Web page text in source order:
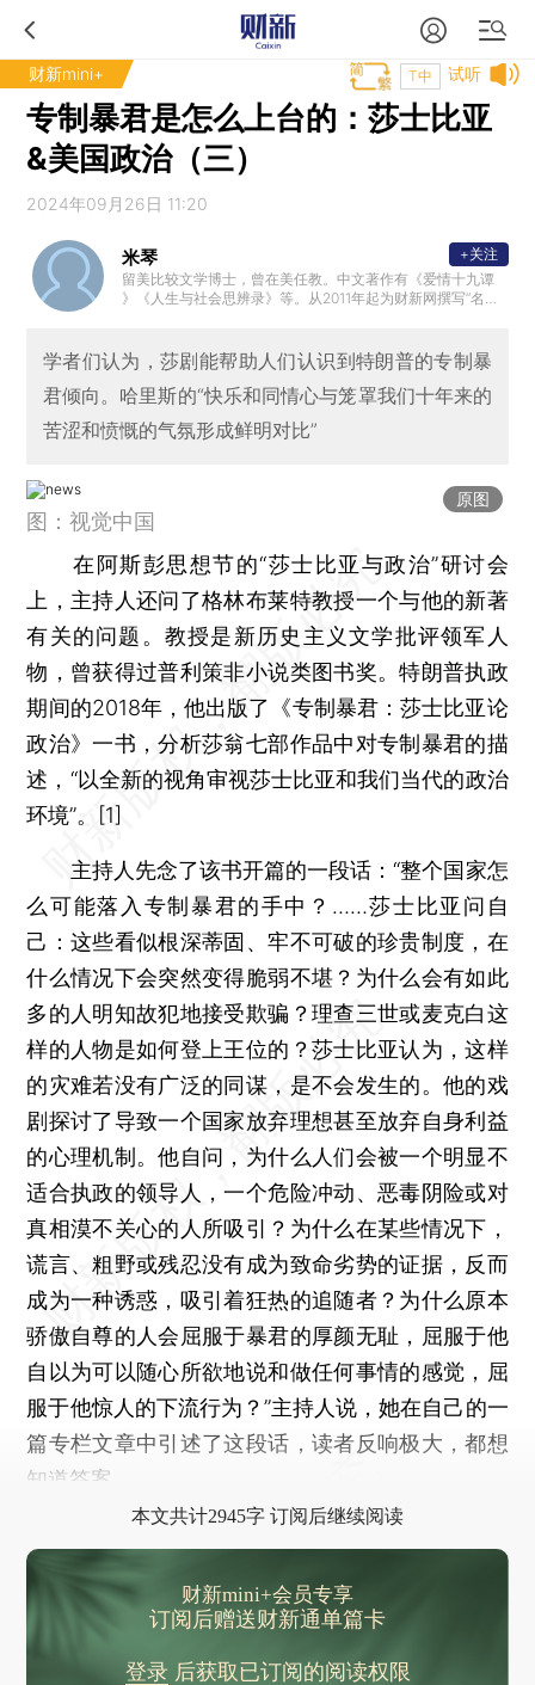
财新mini+ 试听
T中
专制暴君是怎么上台的：莎士比亚
&美国政治（三）
2024年09月26日 11:20
米琴
留美比较文学博士，曾在美任教。中文著作有《爱情十九谭
》《人生与社会思辨录》等。从2011年起为财新网撰写“名著
+关注
学者们认为，莎剧能帮助人们认识到特朗普的专制暴
君倾向。哈里斯的“快乐和同情心与笼罩我们十年来的
苦涩和愤慨的气氛形成鲜明对比”
原图
图：视觉中国
在阿斯彭思想节的“莎士比亚与政治”研讨会
上，主持人还问了格林布莱特教授一个与他的新著
有关的问题。教授是新历史主义文学批评领军人
物，曾获得过普利策非小说类图书奖。特朗普执政
期间的2018年，他出版了《专制暴君：莎士比亚论
政治》一书，分析莎翁七部作品中对专制暴君的描
述，“以全新的视角审视莎士比亚和我们当代的政治
环境”。[1]
主持人先念了该书开篇的一段话：“整个国家怎
么可能落入专制暴君的手中？……莎士比亚问自
己：这些看似根深蒂固、牢不可破的珍贵制度，在
什么情况下会突然变得脆弱不堪？为什么会有如此
多的人明知故犯地接受欺骗？理查三世或麦克白这
样的人物是如何登上王位的？莎士比亚认为，这样
的灾难若没有广泛的同谋，是不会发生的。他的戏
剧探讨了导致一个国家放弃理想甚至放弃自身利益
的心理机制。他自问，为什么人们会被一个明显不
适合执政的领导人，一个危险冲动、恶毒阴险或对
真相漠不关心的人所吸引？为什么在某些情况下，
谎言、粗野或残忍没有成为致命劣势的证据，反而
成为一种诱惑，吸引着狂热的追随者？为什么原本
骄傲自尊的人会屈服于暴君的厚颜无耻，屈服于他
自以为可以随心所欲地说和做任何事情的感觉，屈
服于他惊人的下流行为？”主持人说，她在自己的一
篇专栏文章中引述了这段话，读者反响极大，都想
知道答案。
本文共计2945字 订阅后继续阅读
财新mini+会员专享
订阅后赠送财新通单篇卡
登录后获取已订阅的阅读权限